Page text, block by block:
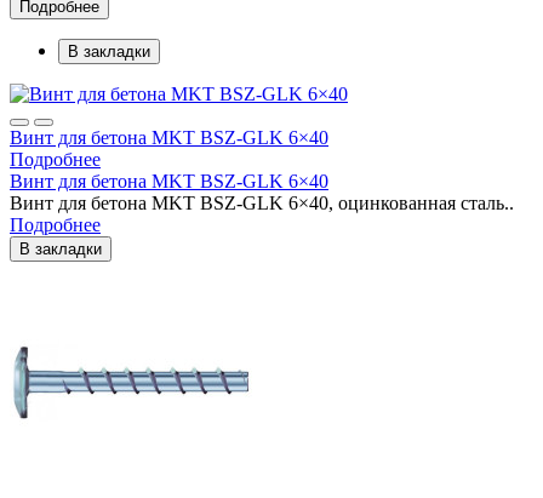
Подробнее
В закладки
Винт для бетона MKT BSZ-GLK 6×40
Подробнее
Винт для бетона MKT BSZ-GLK 6×40
Винт для бетона MKT BSZ-GLK 6×40, оцинкованная сталь..
Подробнее
В закладки